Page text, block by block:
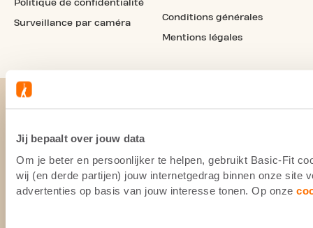
Jij bepaalt over jouw data
Om je beter en persoonlijker te helpen, gebruikt Basic-Fit
wij (en derde partijen) jouw internetgedrag binnen onze site
advertenties op basis van jouw interesse tonen. Op onze
Politique de confidentialité
Surveillance par caméra
Conditions générales
Mentions légales